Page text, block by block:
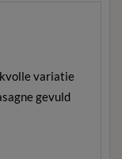
variatie
gevuld